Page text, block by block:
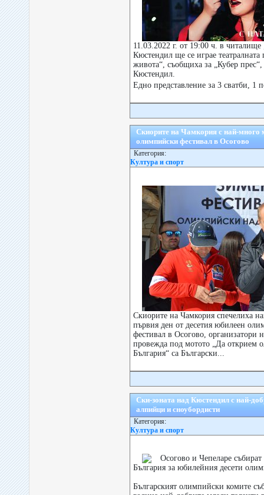
11.03.2022 г. от 19:00 ч. в читалище
Кюстендил ще се играе театралната
живота“, съобщиха за „Кубер
Кюстендил.
Едно представление за 3 сватби, 1
Скиорите на Чамкория с най-много
олимпийски фестивал в Осогово
Категория:
Култура и спорт
Скиорите на Чамкория спечелиха
първия ден от десетия юбилеен
фестивал в Осогово, организатори
провежда под мотото „Да открием
България“ са Български...
Ски-зоната над Кюстендил с най-
алпийци и сноубордисти
Категория:
Култура и спорт
Осогово и Чепеларе
България за юбилейния десети
Българският олимпийски комите